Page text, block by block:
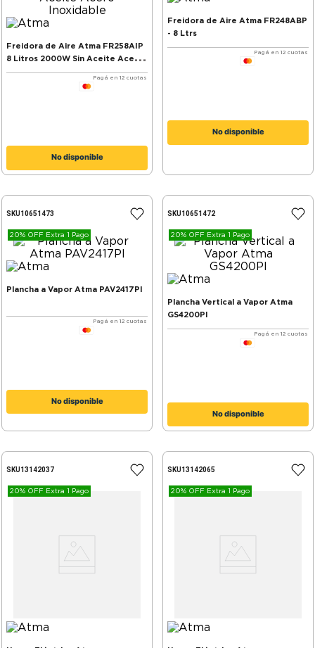
Freidora de Aire Atma FR258AIP
8 Litros 2000W Sin Aceite Acero
Inoxidable
Pagá en 12 cuotas
No disponible
Freidora de Aire Atma FR248ABP
- 8 Ltrs
Pagá en 12 cuotas
No disponible
SKU10651473
20% OFF Extra 1 Pago
Plancha a Vapor Atma PAV2417PI
Pagá en 12 cuotas
No disponible
SKU10651472
20% OFF Extra 1 Pago
Plancha Vertical a Vapor Atma
GS4200PI
Pagá en 12 cuotas
No disponible
SKU13142037
20% OFF Extra 1 Pago
SKU13142065
20% OFF Extra 1 Pago